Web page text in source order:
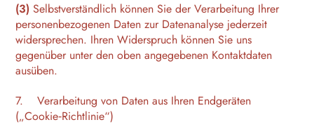
(3) Selbstverständlich können Sie der Verarbeitung Ihrer
personenbezogenen Daten zur Datenanalyse jederzeit
widersprechen. Ihren Widerspruch können Sie uns
gegenüber unter den oben angegebenen Kontaktdaten
ausüben.
7. Verarbeitung von Daten aus Ihren Endgeräten
(„Cookie‑Richtlinie“)